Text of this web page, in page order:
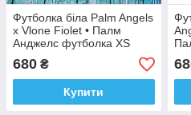
Футболка біла Palm Angels
x Vlone Fiolet • Палм
Анджелс футболка XS
680 ₴
Купити
XS